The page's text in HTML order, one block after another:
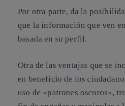
Por otra parte, da la
que la información que ven
basada en su perfil.
Otra de las ventajas que se
en beneficio de los
uso de «patrones oscuros«,